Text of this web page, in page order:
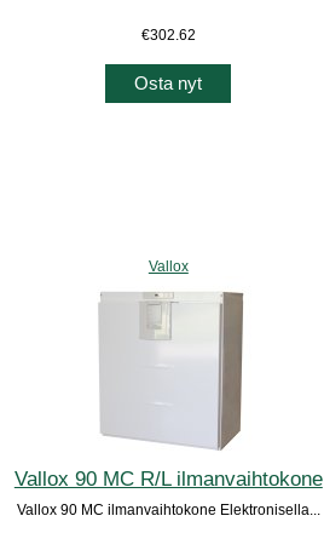
€302.62
Osta nyt
Vallox
Vallox 90 MC R/L ilmanvaihtokone
Vallox 90 MC ilmanvaihtokone Elektronisella...